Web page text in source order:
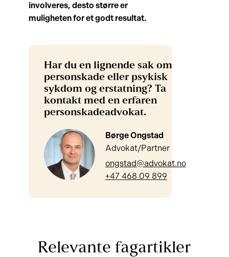
involveres, desto større er
muligheten for et godt resultat.
Har du en lignende sak om
personskade eller psykisk
sykdom og erstatning? Ta
kontakt med en erfaren
personskadeadvokat.
Børge Ongstad
Advokat/Partner
ongstad@advokat.no
+47 468 09 899
Relevante fagartikler